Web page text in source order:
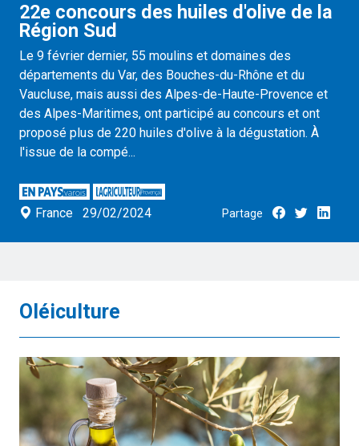
22e concours des huiles d'olive de la
Région Sud
Le 9 février dernier, 55 moulins et domaines des
départements du Var, des Bouches-du-Rhône et du
Vaucluse, mais aussi des Alpes-de-Haute-Provence et
des Alpes-Maritimes, ont participé au concours et ont
proposé plus de 220 huiles d'olive à la dégustation. À
l'issue de la compé...
France 29/02/2024 Partage
Oléiculture